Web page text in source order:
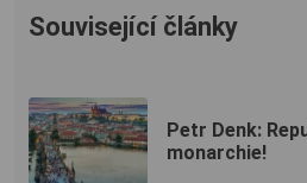
Související články
Petr Denk:
monarchie!